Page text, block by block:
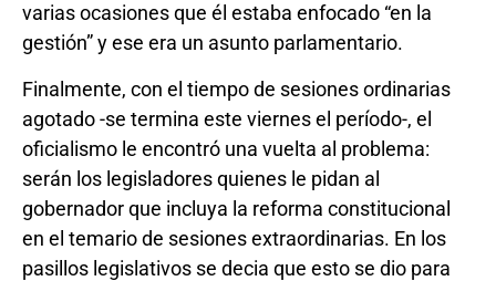
varias ocasiones que él estaba enfocado “en la
gestión” y ese era un asunto parlamentario.
Finalmente, con el tiempo de sesiones ordinarias
agotado -se termina este viernes el período-, el
oficialismo le encontró una vuelta al problema:
serán los legisladores quienes le pidan al
gobernador que incluya la reforma constitucional
en el temario de sesiones extraordinarias. En los
pasillos legislativos se decia que esto se dio para